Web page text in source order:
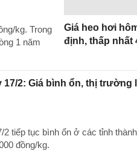
kg. Trong
1 năm
Giá heo hơi
định, thấp nhất
17/2: Giá bình ổn, thị trường
2 tiếp tục bình ổn ở các tỉnh
đồng/kg.